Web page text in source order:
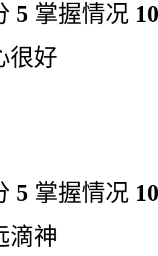
5 掌握情况
很好
5 掌握情况
滴神